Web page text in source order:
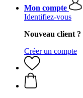
Mon compte
Identifiez-vous
Nouveau client ?
Créer un compte